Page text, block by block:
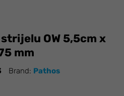
OW 5,5cm x
mm
Brand: Pathos